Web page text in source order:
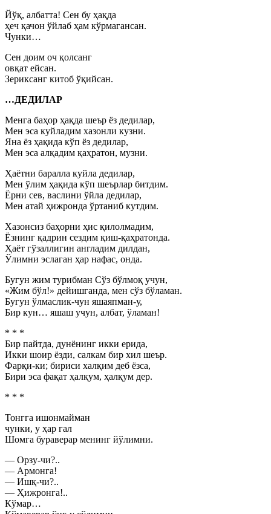
Йўқ, албатта! Сен бу ҳақда
ҳеч қачон ўйлаб ҳам кўрмагансан.
Чунки…
Сен доим оч қолсанг
овқат ейсан.
Зериксанг китоб ўқийсан.
…ДЕДИЛАР
Менга баҳор ҳақда шеър ёз дедилар,
Мен эса куйладим хазонли кузни.
Яна ёз ҳақида кўп ёз дедилар,
Мен эса алқадим қаҳратон, музни.
Ҳаётни баралла куйла дедилар,
Мен ўлим ҳақида кўп шеърлар битдим.
Ёрни сев, васлини ўйла дедилар,
Мен атай ҳижронда ўртаниб кутдим.
Хазонсиз баҳорни ҳис қилолмадим,
Ёзнинг қадрин сездим қиш-қаҳратонда.
Ҳаёт гўзаллигин англадим дилдан,
Ўлимни эслаган ҳар нафас, онда.
Бугун жим турибман Сўз бўлмоқ учун,
«Жим бўл!» дейишганда, мен сўз бўламан.
Бугун ўлмаслик-чун яшаяпман-у,
Бир кун… яшаш учун, албат, ўламан!
* * *
Бир пайтда, дунёнинг икки ерида,
Икки шоир ёзди, салкам бир хил шеър.
Фарқи-ки; бириси халқим деб ёзса,
Бири эса фақат ҳалқум, ҳалқум дер.
* * *
Тонгга ишонмайман
чунки, у ҳар гал
Шомга бураверар менинг йўлимни.
— Орзу-чи?..
— Армонга!
— Ишқ-чи?..
— Ҳижронга!..
Кўмар…